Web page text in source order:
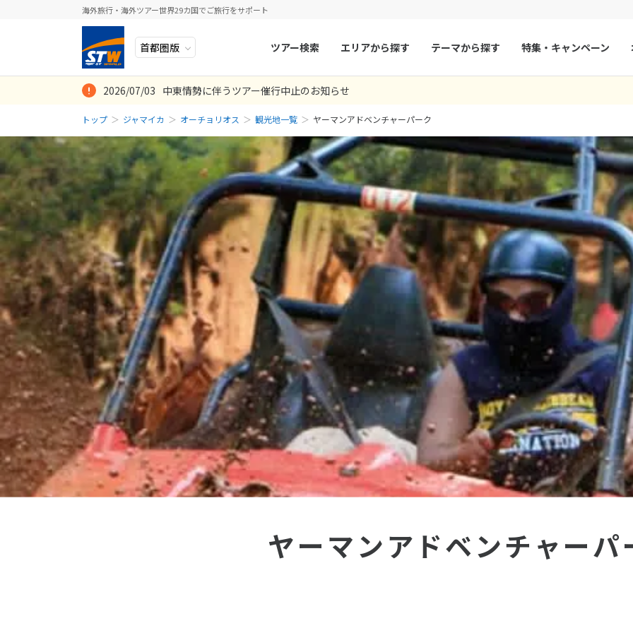
海外旅行・海外ツアー世界29カ国でご旅行をサポート
ツアー検索 エリアから探す
ヨーロッパ
中近東・トルコ
アフリカ
アジア
ロシア・中央アジア
アメリカ・カナダ
中南米・カリブ海
モルディブ・他インド洋
太平洋地域
オセアニア
ハワイ
イタリア
ドイツ
フランス
ベルギー
ルクセンブルク
イギリス
スイス
チェコ
オーストリア
ポーランド
スロヴァキア
アイスランド
スウェーデン
デンマーク
ノルウェー
ラトビア
リトアニア
ギリシャ
スロヴェニア
モンテネグロ
ブルガリア
北マケドニア
ボスニア・ヘルツェゴビナ セルビア
テーマから探す
人気のテーマ
お得な旅
誰と行く？
目的
秋旅
年末年始
夏旅
特集・キャンペーン
2026/07/03 中東情勢に伴うツアー催行中止のお知らせ
トップ ジャマイカ オーチョリオス 観光地一覧 ヤーマンアドベンチャーパーク
ヤーマンアドベンチャーパ